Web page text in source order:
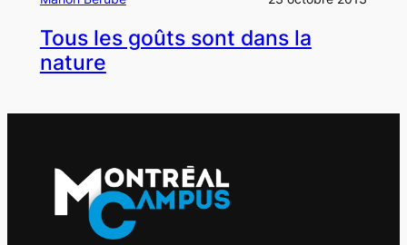
Tous les goûts sont dans la
nature